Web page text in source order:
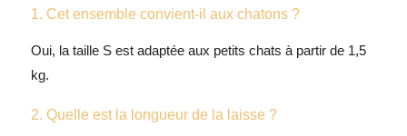
1. Cet ensemble convient-il aux chatons ?
Oui, la taille S est adaptée aux petits chats à partir de 1,5
kg.
2. Quelle est la longueur de la laisse ?